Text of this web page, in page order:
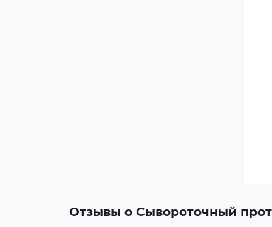
Отзывы о Сывороточный